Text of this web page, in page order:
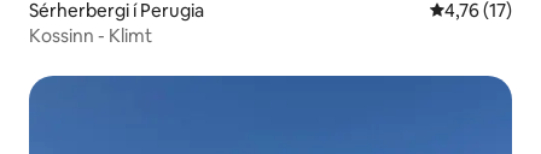
Sérherbergi í Perugia 4,76 af 5 í
4,76 (17)
Kossinn - Klimt